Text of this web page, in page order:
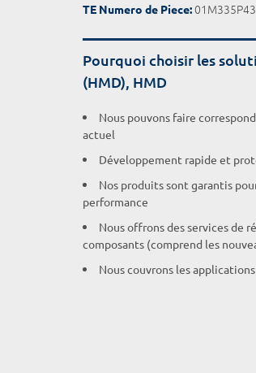
TE Numero de Piece:01M335P43
Pourquoi choisir les
(HMD), HMD
Nous pouvons faire
actuel
Développement rapide et
Nos produits sont garantis
performance
Nous offrons des services de
composants (comprend les
Nous couvrons les